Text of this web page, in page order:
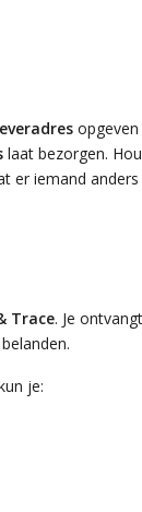
laat bezorgen.
er iemand
Trace. Je
belanden.
je: